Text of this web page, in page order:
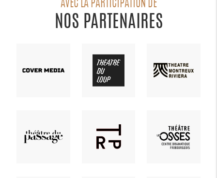
AVEC LA PARTICIPATION DE
NOS PARTENAIRES